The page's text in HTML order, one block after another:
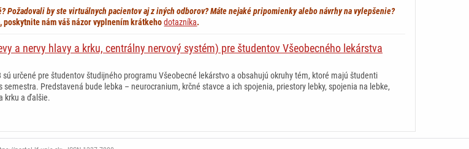
Požadovali by ste virtuálnych pacientov aj z iných odborov? Máte nejaké pripomienky alebo návrhy na vylepšenie?
poskytnite nám váš názor vyplnením krátkehodotazníka.
a nervy hlavy a krku, centrálny nervový systém) pre študentov Všeobecného lekárstva
určené pre študentov študijného programu Všeobecné lekárstvo a obsahujú okruhy tém, ktoré majú študenti
Predstavená bude lebka – neurocranium, krčné stavce a ich spojenia, priestory lebky, spojenia na lebke,
krku a ďalšie.